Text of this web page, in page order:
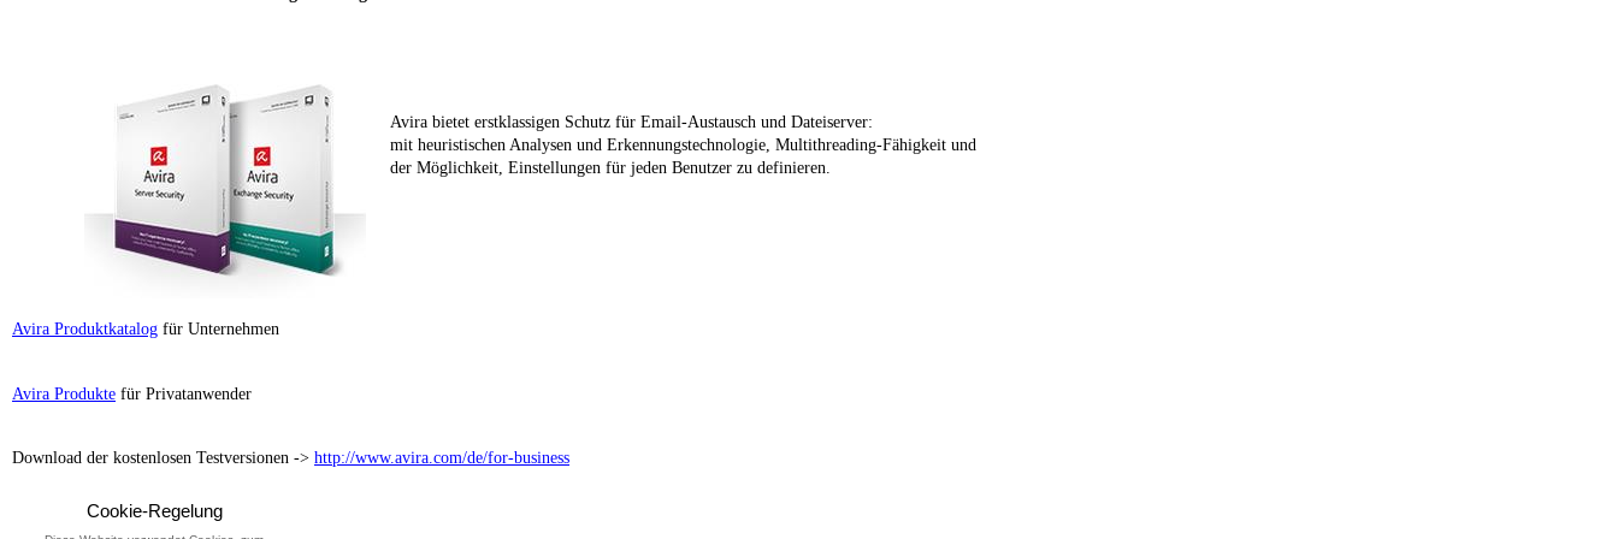
Avira bietet erstklassigen Schutz für Email-Austausch und Dateiserver:
mit heuristischen Analysen und Erkennungstechnologie, Multithreading-Fähigkeit und
der Möglichkeit, Einstellungen für jeden Benutzer zu definieren.
Avira Produktkatalog für Unternehmen
Avira Produkte für Privatanwender
Download der kostenlosen Testversionen -> http://www.avira.com/de/for-business
Cookie-Regelung